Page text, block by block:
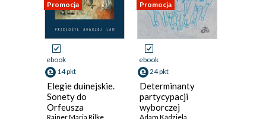
Promocja
ebook
14 pkt
Elegie duinejskie.
Sonety do
Orfeusza
Rainer Maria Rilke
Promocja
ebook
24 pkt
Determinanty
partycypacji
wyborczej
Adam Kądziela